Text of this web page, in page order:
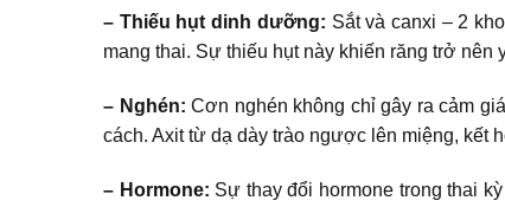
– Thiếu hụt dinh dưỡng: Sắt và canxi – 2
mang thai. Sự thiếu hụt này khiến răng trở nên
– Nghén: Cơn nghén không chỉ gây ra cảm
cách. Axit từ dạ dày trào ngược lên miệng, kết
– Hormone: Sự thay đổi hormone trong thai